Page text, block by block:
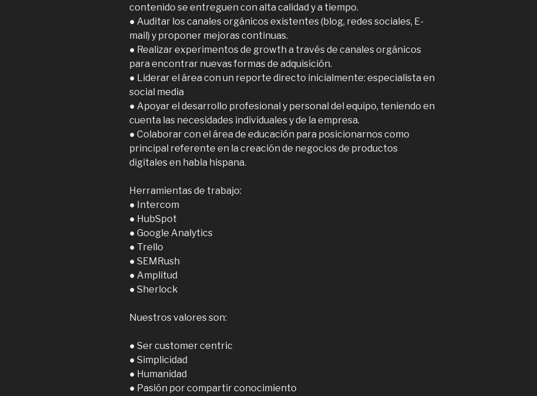
contenido se entreguen con alta calidad y a tiempo.
● Auditar los canales orgánicos existentes (blog, redes sociales, E-
mail) y proponer mejoras continuas.
● Realizar experimentos de growth a través de canales orgánicos
para encontrar nuevas formas de adquisición.
● Liderar el área con un reporte directo inicialmente: especialista en
social media
● Apoyar el desarrollo profesional y personal del equipo, teniendo en
cuenta las necesidades individuales y de la empresa.
● Colaborar con el área de educación para posicionarnos como
principal referente en la creación de negocios de productos
digitales en habla hispana.
Herramientas de trabajo:
● Intercom
● HubSpot
● Google Analytics
● Trello
● SEMRush
● Amplitud
● Sherlock
Nuestros valores son:
● Ser customer centric
● Simplicidad
● Humanidad
● Pasión por compartir conocimiento